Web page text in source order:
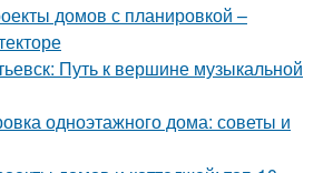
домов с планировкой –
Путь к вершине музыкальной
одноэтажного дома: советы и